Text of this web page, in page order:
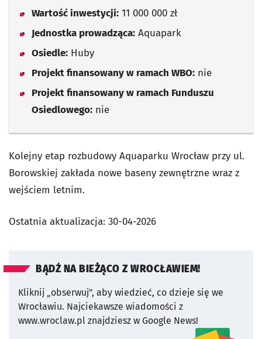
Wartość inwestycji: 11 000 000 zł
Jednostka prowadząca: Aquapark
Osiedle: Huby
Projekt finansowany w ramach WBO: nie
Projekt finansowany w ramach Funduszu
Osiedlowego: nie
Kolejny etap rozbudowy Aquaparku Wrocław przy ul.
Borowskiej zakłada nowe baseny zewnętrzne wraz z
wejściem letnim.
Ostatnia aktualizacja: 30-04-2026
BĄDŹ NA BIEŻĄCO Z WROCŁAWIEM!
Kliknij „obserwuj”, aby wiedzieć, co dzieje się we
Wrocławiu. Najciekawsze wiadomości z
www.wroclaw.pl znajdziesz w Google News!